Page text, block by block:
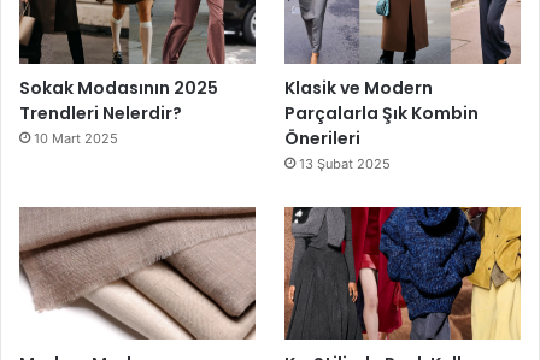
Sokak Modasının 2025
Trendleri Nelerdir?
10 Mart 2025
Klasik ve Modern
Parçalarla Şık Kombin
Önerileri
13 Şubat 2025